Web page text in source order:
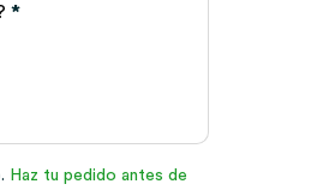
*
. Haz tu pedido antes de